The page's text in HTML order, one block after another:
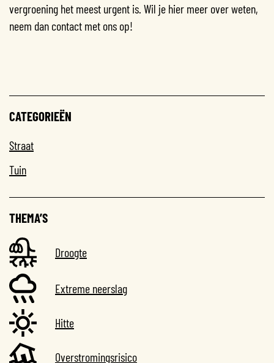
vergroening het meest urgent is. Wil je hier meer over weten,
neem dan contact met ons op!
CATEGORIEËN
Straat
Tuin
THEMA’S
Droogte
Extreme neerslag
Hitte
Overstromingsrisico